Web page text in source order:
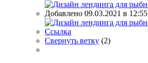
Добавлено 09.03.2021 в 12:55
Ссылка
Свернуть ветку (2)